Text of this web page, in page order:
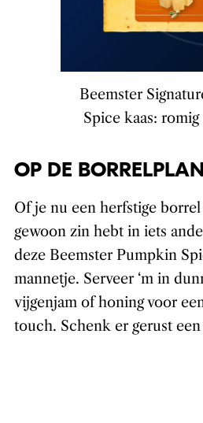
Beemster
Spice kaas:
OP DE
Of je nu een herfstige
gewoon zin hebt in iets
deze Beemster Pumpkin
mannetje. Serveer ‘m in
vijgenjam of honing voor
touch. Schenk er gerust